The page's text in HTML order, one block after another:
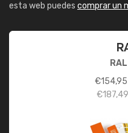
esta web puedes comprar un
€154,95
€187,49